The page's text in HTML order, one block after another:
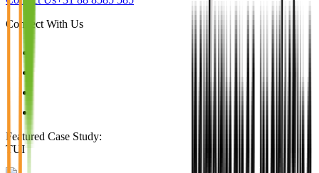
Connect With Us
Featured Case Study:
TUI